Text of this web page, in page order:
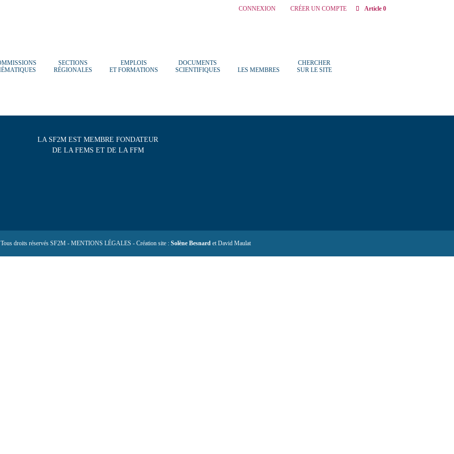
CONNEXION CRÉER UN COMPTE Article 0
SECTIONS
RÉGIONALES
EMPLOIS
ET FORMATIONS
DOCUMENTS
SCIENTIFIQUES
LES MEMBRES
CHERCHER
SUR LE SITE
LA SF2M EST MEMBRE FONDATEUR
DE LA FEMS ET DE LA FFM
droits réservés SF2M - MENTIONS LÉGALES - Création site : Solène Besnard et David Maulat